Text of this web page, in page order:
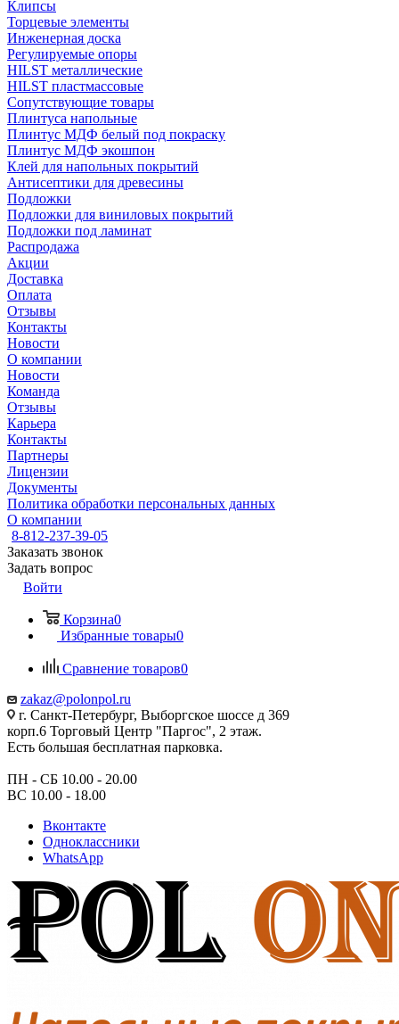
Клипсы
Торцевые элементы
Инженерная доска
Регулируемые опоры
HILST металлические
HILST пластмассовые
Сопутствующие товары
Плинтуса напольные
Плинтус МДФ белый под покраску
Плинтус МДФ экошпон
Клей для напольных покрытий
Антисептики для древесины
Подложки
Подложки для виниловых покрытий
Подложки под ламинат
Распродажа
Акции
Доставка
Оплата
Отзывы
Контакты
Новости
О компании
Новости
Команда
Отзывы
Карьера
Контакты
Партнеры
Лицензии
Документы
Политика обработки персональных данных
О компании
8-812-237-39-05
Заказать звонок
Задать вопрос
Войти
Корзина0
Избранные товары0
Сравнение товаров0
zakaz@polonpol.ru
г. Санкт-Петербург, Выборгское шоссе д 369
корп.6 Торговый Центр "Паргос", 2 этаж.
Есть большая бесплатная парковка.
ПН - СБ 10.00 - 20.00
ВС 10.00 - 18.00
Вконтакте
Одноклассники
WhatsApp